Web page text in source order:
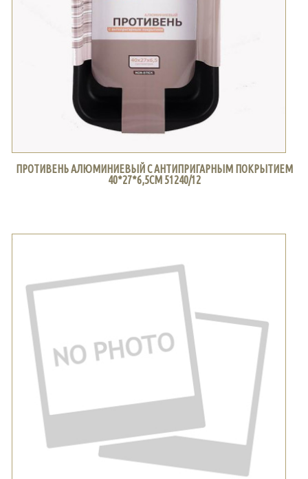
ПРОТИВЕНЬ АЛЮМИНИЕВЫЙ С АНТИПРИГАРНЫМ ПОКРЫТИЕМ
40*27*6,5СМ 51240/12